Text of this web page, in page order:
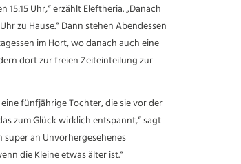
Uhr,“ erzählt Eleftheria. „Danach
zu Hause.“ Dann stehen Abendessen
im Hort, wo danach auch eine
dort zur freien Zeiteinteilung zur
fünfjährige Tochter, die sie vor der
zum Glück wirklich entspannt,“ sagt
an Unvorhergesehenes
die Kleine etwas älter ist.“